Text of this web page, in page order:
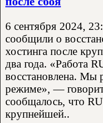
6 сентября 2024,
сообщили о
хостинга после
два года. «Работа
восстановлена. Мы
режиме», —
сообщалось, что
крупнейшей..